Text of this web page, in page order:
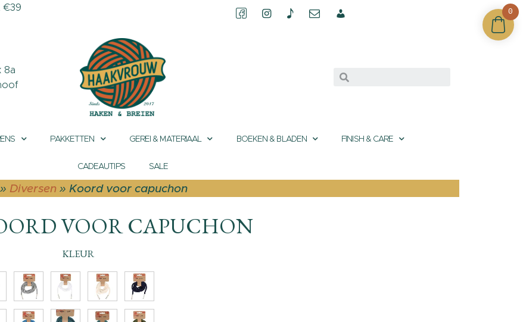
€39
8a
PAKKETTEN GEREI & MATERIAAL BOEKEN & BLADEN FINISH & CARE
CADEAUTIPS SALE
» Diversen » Koord voor capuchon
&
OPENINGSTIJDEN
HAAKVROUW
ACCOUNT
VOOR CAPUCHON
KLEUR
0